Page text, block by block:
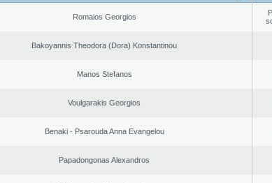
Romaios Georgios
Bakoyannis Theodora (Dora) Konstantinou
Manos Stefanos
Voulgarakis Georgios
Benaki - Psarouda Anna Evangelou
Papadongonas Alexandros